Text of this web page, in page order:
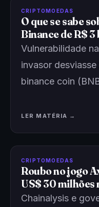
CRIPTOMOEDAS
O que se sabe
Binance de R$ 3
Vulnerabilidade
invasor
binance coin
LER MATÉRIA →
CRIPTOMOEDAS
Roubo no jogo
US$ 30 milhões
Chainalysis e